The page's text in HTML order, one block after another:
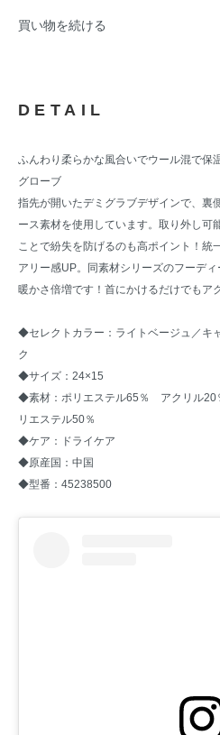
買い物を続ける
DETAIL
ふんわり柔らかな風合いでウール混で保
グローブ
指先が開いたデミグラブデザインで、裏
ース素材を使用しています。取り外し可
ことで紛失を防げるのも高ポイント！統
アリー感UP。同素材シリーズのフーデ
暖かさ倍増です！首にかけるだけでもア
◆セレクトカラー：ライトベージュ／キ
ク
◆サイズ：24×15
◆素材：ポリエステル65％ アクリル
リエステル50％
◆ケア：ドライケア
◆原産国：中国
◆型番：45238500